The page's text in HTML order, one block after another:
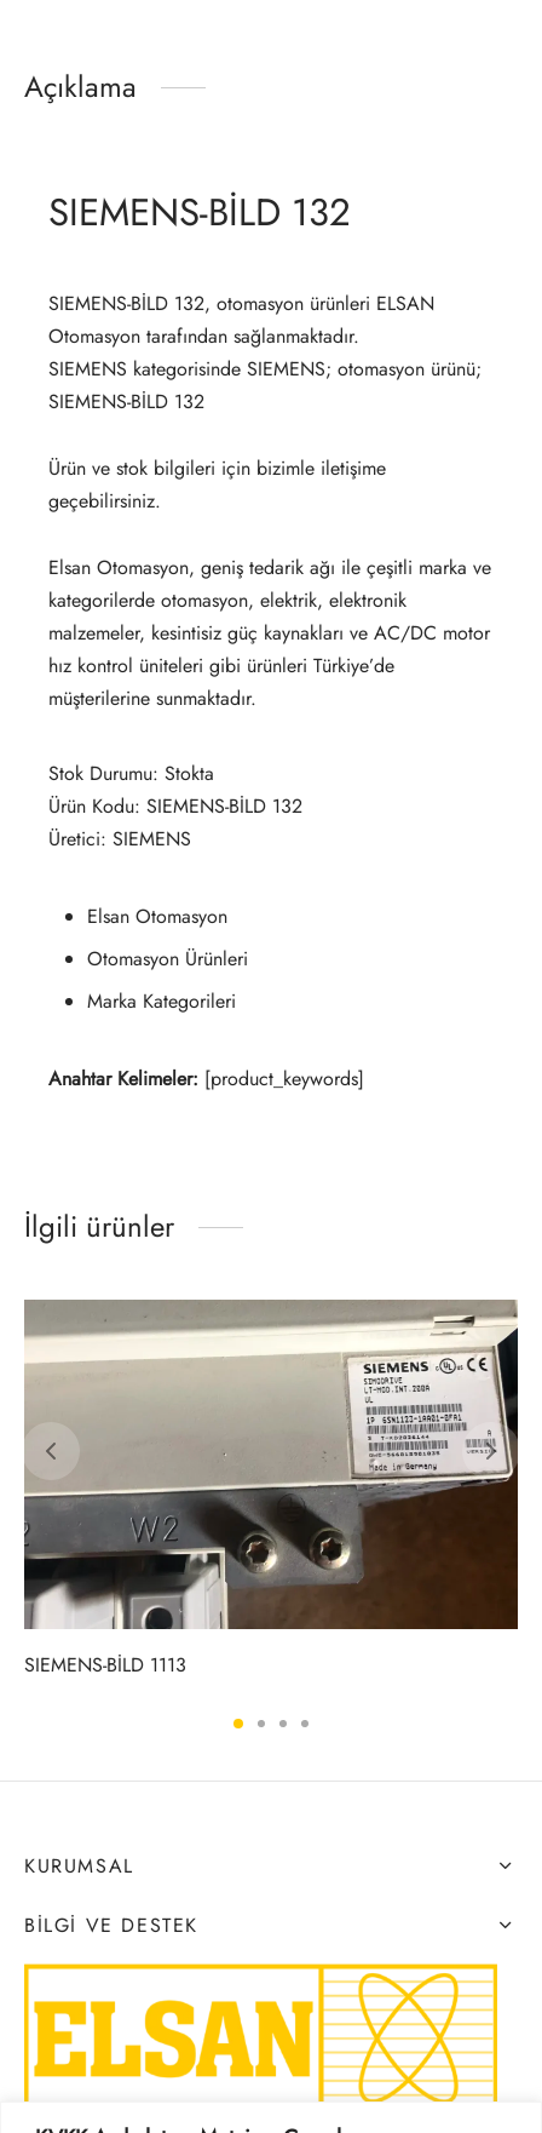
Açıklama
SIEMENS-BİLD 132
SIEMENS-BİLD 132, otomasyon ürünleri ELSAN
Otomasyon tarafından sağlanmaktadır.
SIEMENS kategorisinde SIEMENS; otomasyon ürünü;
SIEMENS-BİLD 132
Ürün ve stok bilgileri için bizimle iletişime
geçebilirsiniz.
Elsan Otomasyon, geniş tedarik ağı ile çeşitli marka ve
kategorilerde otomasyon, elektrik, elektronik
malzemeler, kesintisiz güç kaynakları ve AC/DC motor
hız kontrol üniteleri gibi ürünleri Türkiye’de
müşterilerine sunmaktadır.
Stok Durumu: Stokta
Ürün Kodu: SIEMENS-BİLD 132
Üretici: SIEMENS
Elsan Otomasyon
Otomasyon Ürünleri
Marka Kategorileri
Anahtar Kelimeler: [product_keywords]
İlgili ürünler
SIEMENS-BİLD 1113
KURUMSAL
BILGI VE DESTEK